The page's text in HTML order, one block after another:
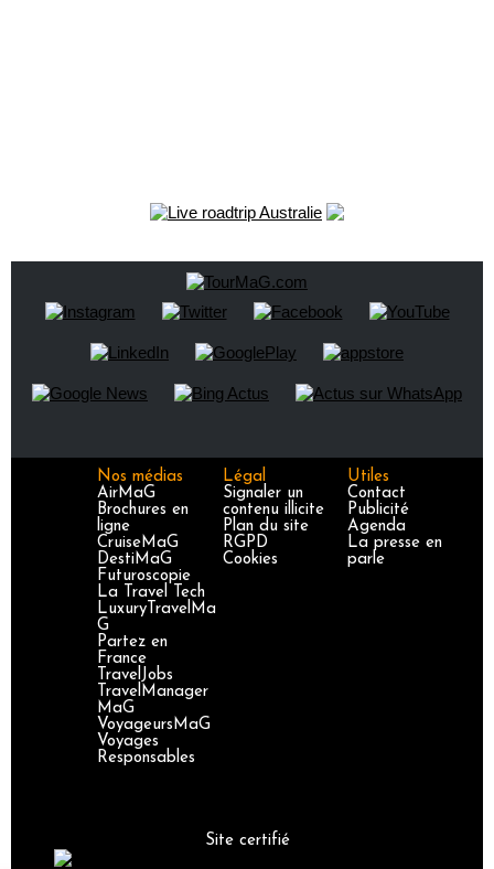
Nos médias
AirMaG
Brochures en
ligne
CruiseMaG
DestiMaG
Futuroscopie
La Travel Tech
LuxuryTravelMa
G
Partez en
France
TravelJobs
TravelManager
MaG
VoyageursMaG
Voyages
Responsables
Légal
Signaler un
contenu illicite
Plan du site
RGPD
Cookies
Utiles
Contact
Publicité
Agenda
La presse en
parle
Site certifié